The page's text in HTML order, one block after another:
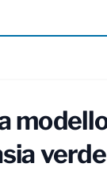
verde